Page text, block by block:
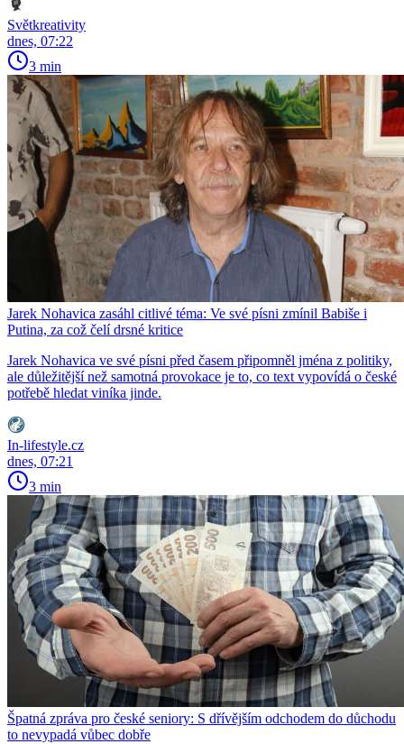
Světkreativity
dnes, 07:22
3 min
Jarek Nohavica zasáhl citlivé téma: Ve své písni zmínil Babiše i
Putina, za což čelí drsné kritice
Jarek Nohavica ve své písni před časem připomněl jména z politiky,
ale důležitější než samotná provokace je to, co text vypovídá o české
potřebě hledat viníka jinde.
In-lifestyle.cz
dnes, 07:21
3 min
Špatná zpráva pro české seniory: S dřívějším odchodem do důchodu
to nevypadá vůbec dobře